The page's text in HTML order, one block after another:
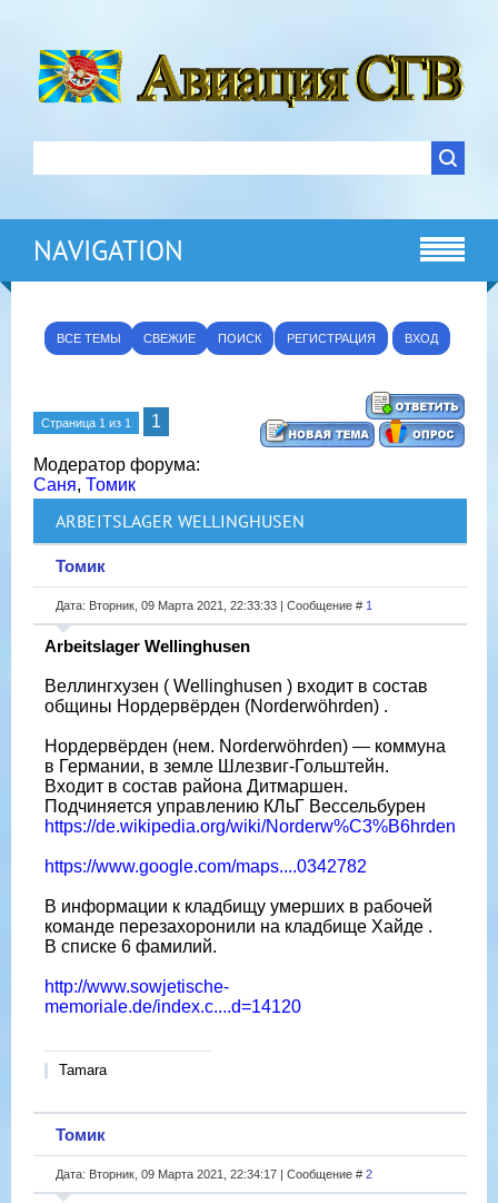
NAVIGATION
ВСЕ ТЕМЫ СВЕЖИЕ ПОИСК РЕГИСТРАЦИЯ ВХОД
Страница 1 из 1 1
Модератор форума:
Саня, Томик
ARBEITSLAGER WELLINGHUSEN
Томик
Дата: Вторник, 09 Марта 2021, 22:33:33 | Сообщение # 1
Arbeitslager Wellinghusen
Вeллингхузен ( Wellinghusen ) входит в состав
общины Нордервёрден (Norderwöhrden) .
Нордервёрден (нем. Norderwöhrden) — коммуна
в Германии, в земле Шлезвиг-Гольштейн.
Входит в состав района Дитмаршен.
Подчиняется управлению КЛьГ Вессельбурен
https://de.wikipedia.org/wiki/Norderw%C3%B6hrden
https://www.google.com/maps....0342782
В информации к кладбищу умерших в рабочей
команде перезахоронили на кладбище Хайде .
В списке 6 фамилий.
http://www.sowjetische-
memoriale.de/index.c....d=14120
Tamara
Томик
Дата: Вторник, 09 Марта 2021, 22:34:17 | Сообщение # 2